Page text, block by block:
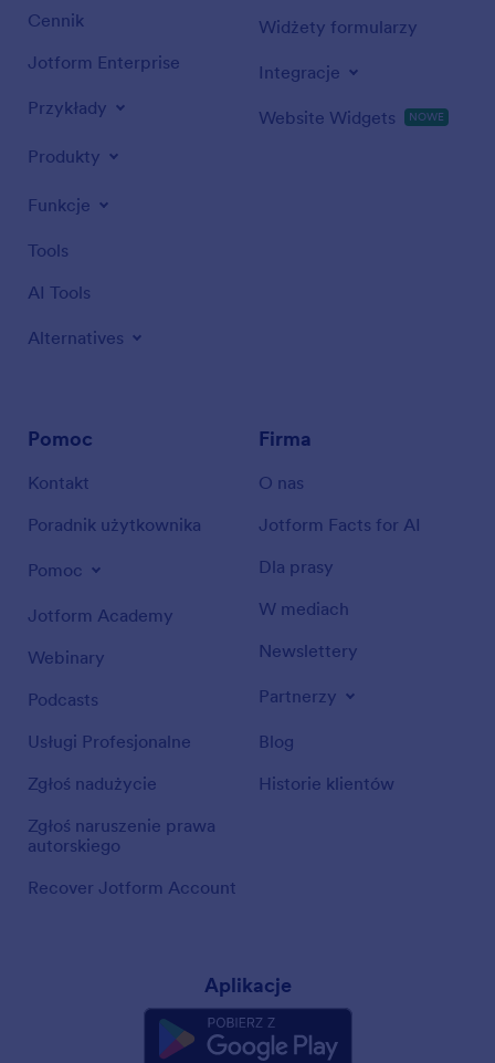
Cennik
Jotform Enterprise
Przykłady
Produkty
Funkcje
Tools
AI Tools
Alternatives
Widżety formularzy
Integracje
Website Widgets NOWE
Pomoc
Kontakt
Poradnik użytkownika
Pomoc
Jotform Academy
Webinary
Podcasts
Usługi Profesjonalne
Zgłoś nadużycie
Zgłoś naruszenie prawa
autorskiego
Recover Jotform Account
Firma
O nas
Jotform Facts for AI
Dla prasy
W mediach
Newslettery
Partnerzy
Blog
Historie klientów
Aplikacje